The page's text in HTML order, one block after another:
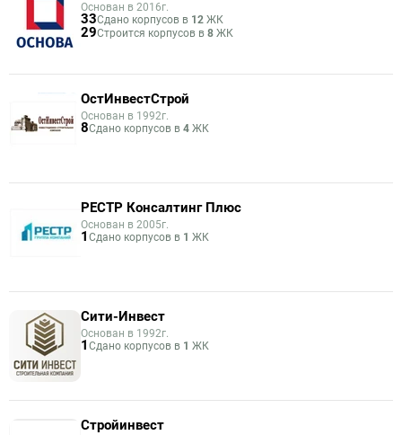
Основан в 2016г.
33Сдано корпусов в 12 ЖК
29Строится корпусов в 8 ЖК
ОстИнвестСтрой
Основан в 1992г.
8Сдано корпусов в 4 ЖК
РЕСТР Консалтинг Плюс
Основан в 2005г.
1 Сдано корпусов в 1 ЖК
Сити-Инвест
Основан в 1992г.
1 Сдано корпусов в 1 ЖК
Стройинвест